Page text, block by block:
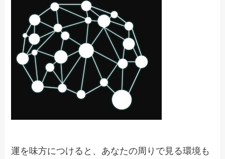
運を味方につけると、あなたの周りで見る環境も